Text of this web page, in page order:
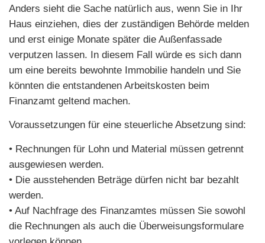
Anders sieht die Sache natürlich aus, wenn Sie in Ihr
Haus einziehen, dies der zuständigen Behörde melden
und erst einige Monate später die Außenfassade
verputzen lassen. In diesem Fall würde es sich dann
um eine bereits bewohnte Immobilie handeln und Sie
könnten die entstandenen Arbeitskosten beim
Finanzamt geltend machen.
Voraussetzungen für eine steuerliche Absetzung sind:
• Rechnungen für Lohn und Material müssen getrennt
ausgewiesen werden.
• Die ausstehenden Beträge dürfen nicht bar bezahlt
werden.
• Auf Nachfrage des Finanzamtes müssen Sie sowohl
die Rechnungen als auch die Überweisungsformulare